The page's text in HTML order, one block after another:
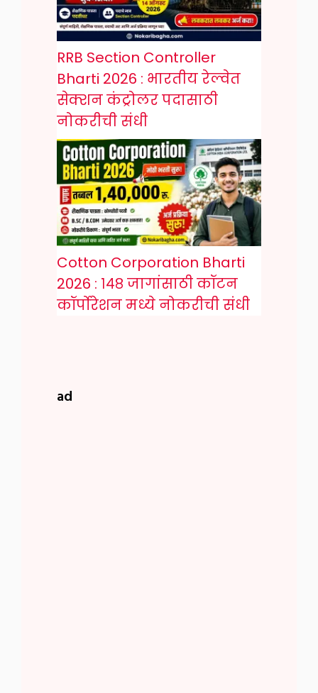
RRB Section Controller
Bharti 2026 : भारतीय रेल्वेत
सेक्शन कंट्रोलर पदासाठी
नोकरीची संधी
Cotton Corporation Bharti
2026 : १४८ जागांसाठी कॉटन
कॉर्पोरेशन मध्ये नोकरीची संधी
ad